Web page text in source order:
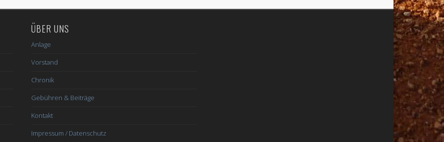
ÜBER UNS
Anlage
Vorstand
Chronik
Gebühren & Beiträge
Kontakt
Impressum / Datenschutz